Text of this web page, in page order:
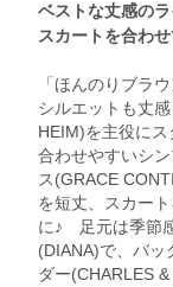
ベストな丈感の
スカートを合わ
「ほんのりブラ
シルエットも丈
HEIM)を主役に
合わせやすいシ
ス(GRACE
を短丈、スカー
に♪ 足元は季節
(DIANA)で、バッ
ダー(CHARLES &